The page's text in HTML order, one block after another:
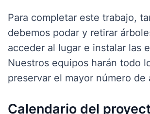
Para completar este trabajo,
debemos podar y retirar
acceder al lugar e instalar las
Nuestros equipos harán todo
preservar el mayor número de
Calendario del